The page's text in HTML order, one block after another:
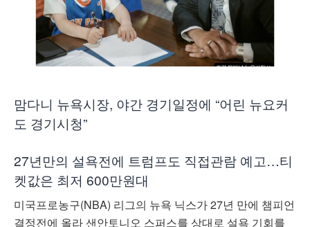
맘다니 뉴욕시장, 야간 경기일정에 “어린 뉴요커
도 경기시청”
27년만의 설욕전에 트럼프도 직접관람 예고…티
켓값은 최저 600만원대
미국프로농구(NBA) 리그의 뉴욕 닉스가 27년 만에 챔피언
결정전에 올라 샌안토니오 스퍼스를 상대로 설욕 기회를